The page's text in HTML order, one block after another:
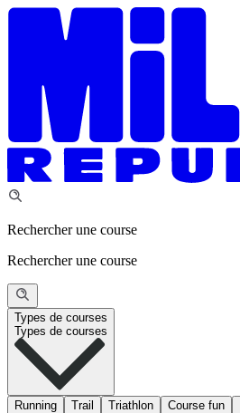
Rechercher une course
Rechercher une course
Types de courses
Types de courses
Running Trail Triathlon Course fun